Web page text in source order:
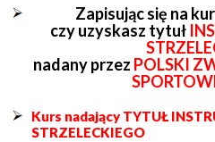
Zapisując się na
czy uzyskasz tytuł
nadany przez POLSKI
Kurs nadający TYTUŁ
STRZELECKIEGO